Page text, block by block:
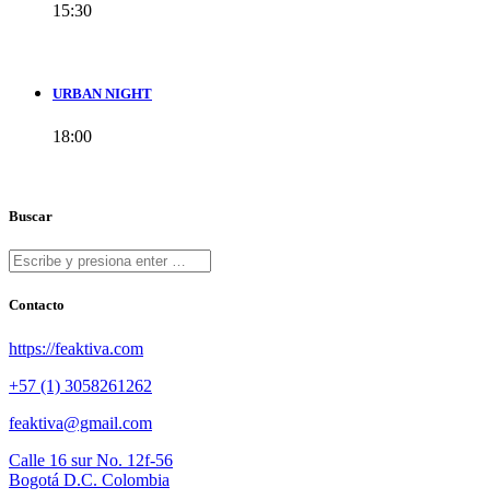
15:30
URBAN NIGHT
18:00
Buscar
Contacto
https://feaktiva.com
+57 (1) 3058261262
feaktiva@gmail.com
Calle 16 sur No. 12f-56
Bogotá D.C. Colombia